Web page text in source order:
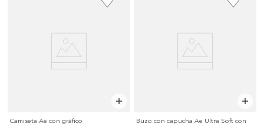
Camiseta Ae con gráfico
Buzo con capucha Ae Ultra Soft con